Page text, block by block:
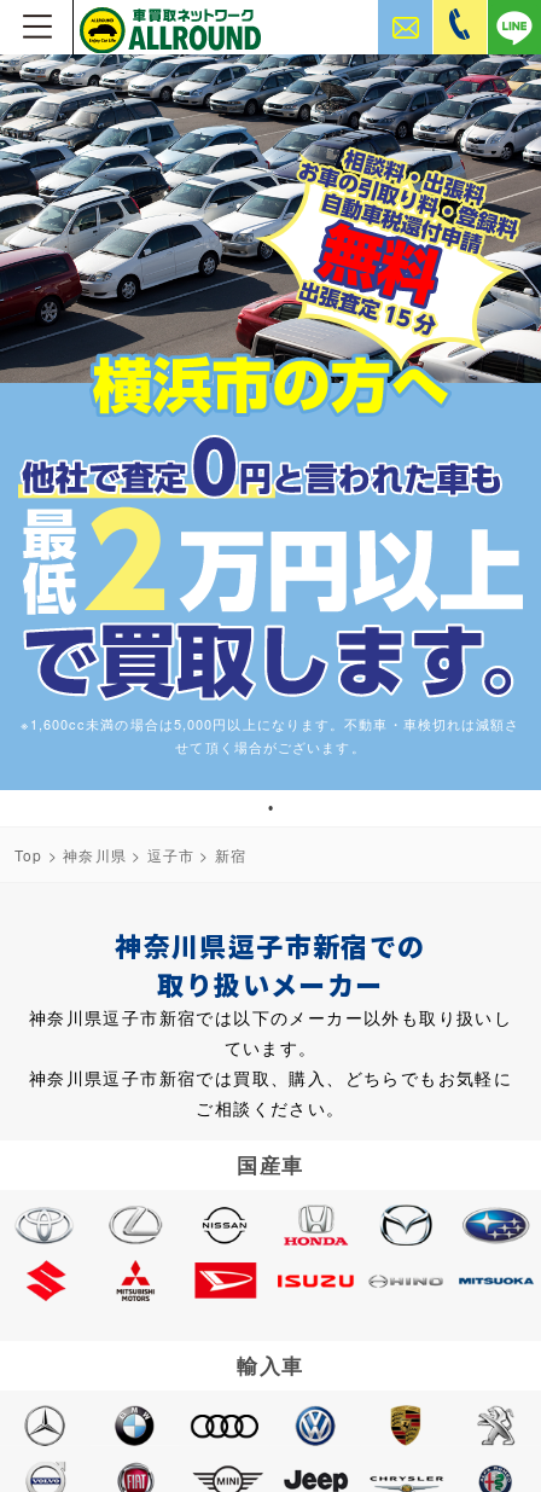
※1,600cc未満の場合は5,000円以上になります。不動車・車検切れは減額さ
せて頂く場合がございます。
1
Top >神奈川県 > 逗子市 > 新宿
神奈川県逗子市新宿での
取り扱いメーカー
神奈川県逗子市新宿では以下のメーカー以外も取り扱いし
ています。
神奈川県逗子市新宿では買取、購入、どちらでもお気軽に
ご相談ください。
国産車
輸入車